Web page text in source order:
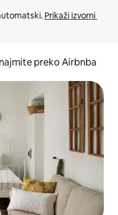
Prikaži izvorni
preko Airbnba